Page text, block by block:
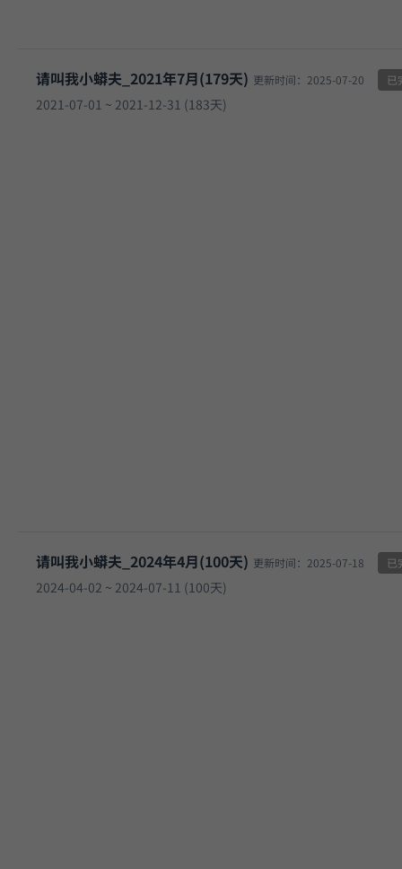
请叫我小蟒夫_2021年7月(179天) 更新时间：2025-07-20 已
2021-07-01 ~ 2021-12-31 (183天)
请叫我小蟒夫_2024年4月(100天) 更新时间：2025-07-18 已
2024-04-02 ~ 2024-07-11 (100天)